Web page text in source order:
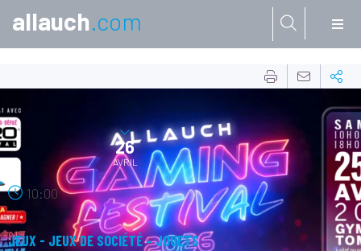
allauch.com
26
AVRIL
10:00
JEUX - JEUX DE SOCIÉTÉ – JOUETS